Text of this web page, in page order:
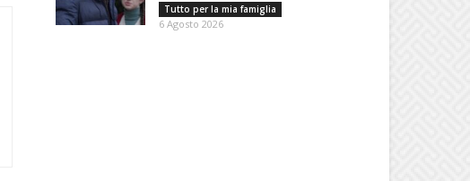
Tutto per la mia famiglia
6 Agosto 2026